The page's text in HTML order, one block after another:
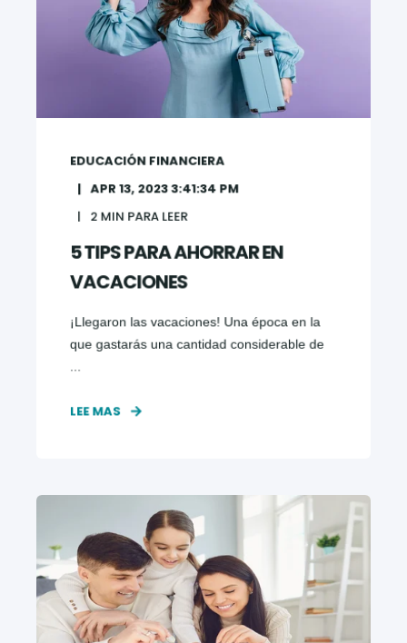
EDUCACIÓN FINANCIERA
APR 13, 2023 3:41:34 PM
2 MIN PARA LEER
5 TIPS PARA AHORRAR EN
VACACIONES
¡Llegaron las vacaciones! Una época en la
que gastarás una cantidad considerable de
...
LEE MAS